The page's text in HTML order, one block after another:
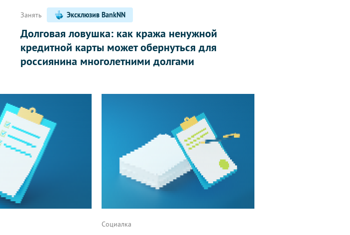
Занять Эксклюзив BankNN
Долговая ловушка: как кража ненужной
кредитной карты может обернуться для
россиянина многолетними долгами
Социалка